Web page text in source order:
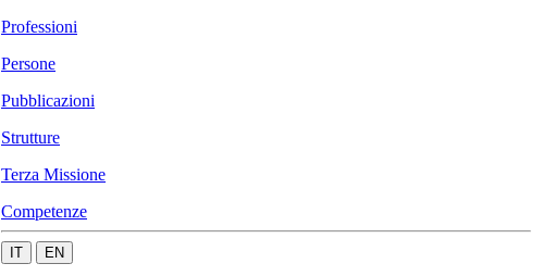
Professioni
Persone
Pubblicazioni
Strutture
Terza Missione
Competenze
IT EN